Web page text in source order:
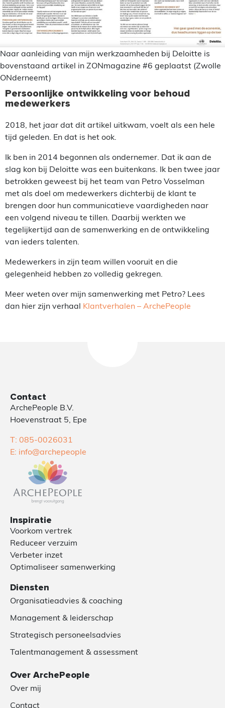
Naar aanleiding van mijn werkzaamheden bij Deloitte is
bovenstaand artikel in ZONmagazine #6 geplaatst (Zwolle
ONderneemt)
Persoonlijke ontwikkeling voor behoud
medewerkers
2018, het jaar dat dit artikel uitkwam, voelt als een hele
tijd geleden. En dat is het ook.
Ik ben in 2014 begonnen als ondernemer. Dat ik aan de
slag kon bij Deloitte was een buitenkans. Ik ben twee jaar
betrokken geweest bij het team van Petro Vosselman
met als doel om medewerkers dichterbij de klant te
brengen door hun communicatieve vaardigheden naar
een volgend niveau te tillen. Daarbij werkten we
tegelijkertijd aan de samenwerking en de ontwikkeling
van ieders talenten.
Medewerkers in zijn team willen vooruit en die
gelegenheid hebben zo volledig gekregen.
Meer weten over mijn samenwerking met Petro? Lees
dan hier zijn verhaal Klantverhalen – ArchePeople
Contact
ArchePeople B.V.
Hoevenstraat 5, Epe
T: 085-0026031
E: info@archepeople
Inspiratie
Voorkom vertrek
Reduceer verzuim
Verbeter inzet
Optimaliseer samenwerking
Diensten
Organisatieadvies & coaching
Management & leiderschap
Strategisch personeelsadvies
Talentmanagement & assessment
Over ArchePeople
Over mij
Contact